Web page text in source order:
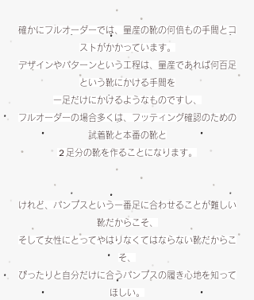
確かにフルオーダーでは、量産の靴の何倍もの手間とコ
ストがかかっています。
デザインやパターンという工程は、量産であれば何百足
という靴にかける手間を
一足だけにかけるようなものですし、
フルオーダーの場合多くは、フッティング確認のための
試着靴と本番の靴と
２足分の靴を作ることになります。
けれど、パンプスという一番足に合わせることが難しい
靴だからこそ、
そして女性にとってやはりなくてはならない靴だからこ
そ、
ぴったりと自分だけに合うパンプスの履き心地を知って
ほしい。